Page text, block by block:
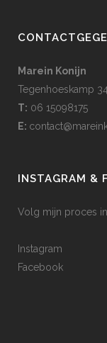
Marein Konijn
Tegenhoeskamp
T: 06 15098175
E:
INSTAGRAM &
Volg mijn proces
Instagram
Facebook